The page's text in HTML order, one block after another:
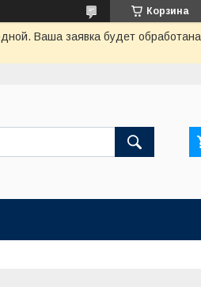
Корзина
Ваша заявка будет